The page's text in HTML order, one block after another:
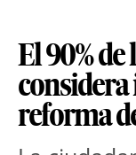
El 90% de
reforma